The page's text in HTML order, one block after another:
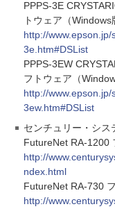
PPPS-3E
トウェア（
http://
3e.htm#DSList
PPPS-3EW
フトウェア（
http://
3ew.htm#DSList
センチュリー・シス
FutureNet RA-1200
http://
ndex.html
FutureNet RA-730
http://